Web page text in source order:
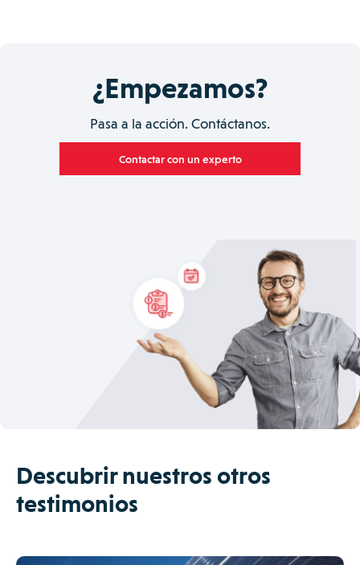
¿Empezamos?
Pasa a la acción. Contáctanos.
Contactar con un experto
Descubrir nuestros otros
testimonios